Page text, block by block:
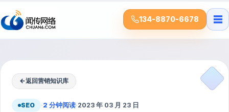
134-8870-6678 ☰
←返回营销知识库
SEO ·2 分钟阅读·2023 年 03 月 23 日